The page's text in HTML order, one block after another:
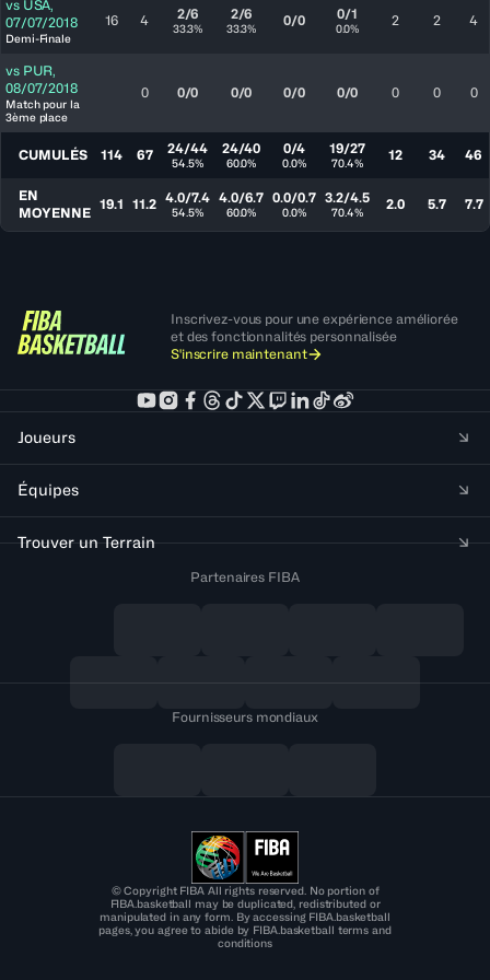
vs USA,
07/07/2018
Demi-Finale
16 4 2/6
33.3%
2/6
33.3% 0/0 0/1
0.0% 2 2 4
vs PUR,
08/07/2018
Match pour la
3ème place
0 0/0 0/0 0/0 0/0 0 0 0
CUMULÉS 114 67 24/44
54.5%
24/40
60.0%
0/4
0.0%
19/27
70.4% 12 34 46
EN
MOYENNE
19.1 11.2 4.0/7.4
54.5%
4.0/6.7
60.0%
0.0/0.7
0.0%
3.2/4.5
70.4% 2.0 5.7 7.7
Inscrivez-vous pour une expérience améliorée
et des fonctionnalités personnalisée
S'inscrire maintenant
Joueurs
Équipes
Trouver un Terrain
Partenaires FIBA
Fournisseurs mondiaux
© Copyright FIBA All rights reserved. No portion of
FIBA.basketball may be duplicated, redistributed or
manipulated in any form. By accessing FIBA.basketball
pages, you agree to abide by FIBA.basketball terms and
conditions